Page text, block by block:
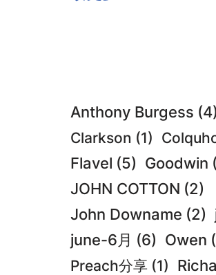
Anthony Burgess (4)
Clarkson (1)
Flavel (5) Goodwin
JOHN COTTON (2)
John Downame (2)
june-6月 (6) Owen
Preach分享 (1)